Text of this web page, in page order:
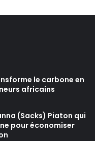
le carbone en
africains
(Sacks) Piaton qui
pour économiser